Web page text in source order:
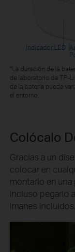
*La duración de la
de laboratorio de TP-
de la batería puede
el entorno.
Indicador LED
Colócalo
Gracias a un
colocar en
montarlo en una
incluso pegarlo
imanes incluidos.